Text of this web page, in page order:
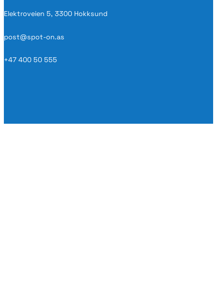
Elektroveien 5, 3300 Hokksund
post@spot-on.as
+47 400 50 555